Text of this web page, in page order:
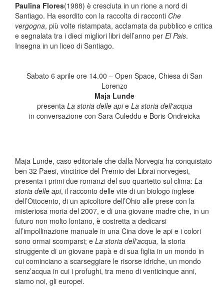
Paulina Flores(1988) è cresciuta in un rione a nord di
Santiago. Ha esordito con la raccolta di racconti Che
vergogna, più volte ristampata, acclamata da pubblico e critica
e segnalata tra i dieci migliori libri dell’anno per El Pais.
Insegna in un liceo di Santiago.
Sabato 6 aprile ore 14.00 – Open Space, Chiesa di San
Lorenzo
Maja Lunde
presenta La storia delle apie La storia dell'acqua
in conversazione con Sara Culeddu e Boris Ondreicka
Maja Lunde, caso editoriale che dalla Norvegia ha conquistato
ben 32 Paesi, vincitrice del Premio dei Librai norvegesi,
presenta i primi due romanzi del suo quartetto sul clima: La
storia delle api, il racconto delle vite di un biologo inglese
dell’Ottocento, di un apicoltore dell’Ohio alle prese con la
misteriosa moria del 2007, e di una giovane madre che, in un
futuro non molto lontano, è costretta a dedicarsi
all’impollinazione manuale in una Cina dove le api e i colori
sono ormai scomparsi; e La storia dell’acqua, la storia
struggente di un giovane papà e di sua figlia in un mondo in
cui cominciano a scarseggiare le risorse idriche, un mondo
senz’acqua in cui i profughi, tra meno di venticinque anni,
siamo noi, gli europei.